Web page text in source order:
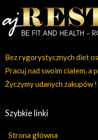
Bez rygorystycznych diet
Pracuj nad swoim ciałem,
Życzymy udanych zakupów !
Szybkie linki
Strona główna